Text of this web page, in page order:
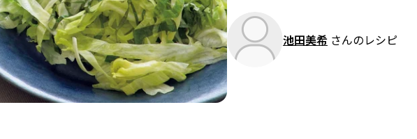
池田美希 さんのレシピ